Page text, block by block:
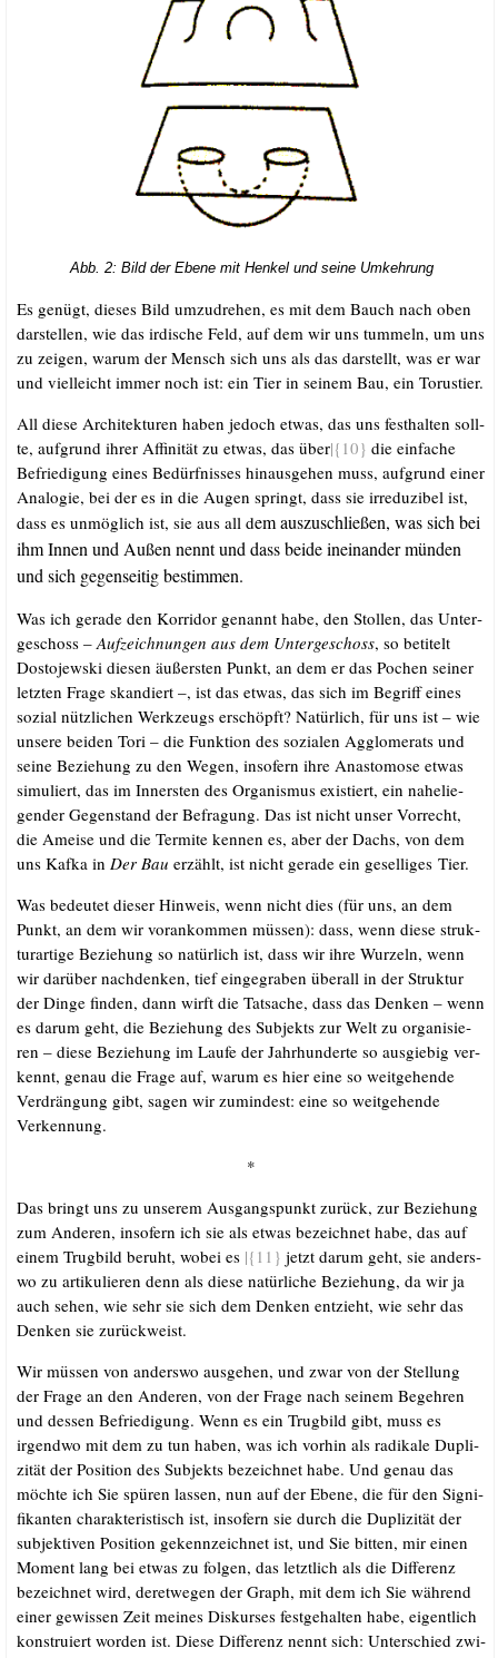
Abb. 2: Bild der Ebe­ne mit Hen­kel und sei­ne Umkehrung
Es genügt, die­ses Bild umzu­dre­hen, es mit dem Bauch nach oben
dar­stel­len, wie das irdi­sche Feld, auf dem wir uns tum­meln, um uns
zu zei­gen, war­um der Mensch sich uns als das dar­stellt, was er war
und viel­leicht immer noch ist: ein Tier in sei­nem Bau, ein Torustier.
All die­se Archi­tek­tu­ren haben jedoch etwas, das uns fest­hal­ten soll­
te, auf­grund ihrer Affi­ni­tät zu etwas, das über|{10} die ein­fa­che
Befrie­di­gung eines Bedürf­nis­ses hin­aus­ge­hen muss, auf­grund einer
Ana­lo­gie, bei der es in die Augen springt, dass sie irre­du­zi­bel ist,
dass es unmög­lich ist, sie aus all dem aus­zu­schlie­ßen, was sich bei
ihmInnen und Außen nennt und dass bei­de inein­an­der mün­den
und sich gegen­sei­tig bestimmen.
Was ich gera­de den Kor­ri­dor genannt habe, den Stol­len, das Unter­
ge­schoss – Auf­zeich­nun­gen aus dem Unter­ge­schoss, so beti­telt
Dos­to­jew­ski die­sen äußers­ten Punkt, an dem er das Pochen sei­ner
letz­ten Fra­ge skan­diert –, ist das etwas, das sich im Begriff eines
sozi­al nütz­li­chen Werk­zeugs erschöpft? Natür­lich, für uns ist – wie
unse­re bei­den Tori – die Funk­ti­on des sozia­len Agglo­me­rats und
sei­ne Bezie­hung zu den Wegen, inso­fern ihre Anas­to­mo­se etwas
simu­liert, das im Inners­ten des Orga­nis­mus exis­tiert, ein nahe­lie­
gen­der Gegen­stand der Befra­gung. Das ist nicht unser Vor­recht,
die Amei­se und die Ter­mi­te ken­nen es, aber der Dachs, von dem
uns Kaf­ka in Der Bau erzählt, ist nicht gera­de ein gesel­li­ges Tier.
Was bedeu­tet die­ser Hin­weis, wenn nicht dies (für uns, an dem
Punkt, an dem wir vor­an­kom­men müs­sen): dass, wenn die­se struk­
tur­ar­ti­ge Bezie­hung so natür­lich ist, dass wir ihre Wur­zeln, wenn
wir dar­über nach­den­ken, tief ein­ge­gra­ben über­all in der Struk­tur
der Din­ge fin­den, dann wirft die Tat­sa­che, dass das Den­ken – wenn
es dar­um geht, die Bezie­hung des Sub­jekts zur Welt zu orga­ni­sie­
ren – die­se Bezie­hung im Lau­fe der Jahr­hun­der­te so aus­gie­big ver­
kennt, genau die Fra­ge auf, war­um es hier eine so weit­ge­hen­de
Ver­drän­gung gibt, sagen wir zumin­dest: eine so weit­ge­hen­de
Verkennung.
*
Das bringt uns zu unse­rem Aus­gangs­punkt zurück, zur Bezie­hung
zum Ande­ren, inso­fern ich sie als etwas bezeich­net habe, das auf
einem Trug­bild beruht, wobei es |{11} jetzt dar­um geht, sie anders­
wo zu arti­ku­lie­ren denn als die­se natür­li­che Bezie­hung, da wir ja
auch sehen, wie sehr sie sich dem Den­ken ent­zieht, wie sehr das
Den­ken sie zurückweist.
Wir müs­sen von anders­wo aus­ge­hen, und zwar von der Stel­lung
der Fra­ge an den Ande­ren, von der Fra­ge nach sei­nem Begeh­ren
und des­sen Befrie­di­gung. Wenn es ein Trug­bild gibt, muss es
irgend­wo mit dem zu tun haben, was ich vor­hin als radi­ka­le Dupli­
zi­tät der Posi­ti­on des Sub­jekts bezeich­net habe. Und genau das
möch­te ich Sie spü­ren las­sen, nun auf der Ebe­ne, die für den Signi­
fi­kan­ten cha­rak­te­ris­tisch ist, inso­fern sie durch die Dupli­zi­tät der
sub­jek­ti­ven Posi­ti­on gekenn­zeich­net ist, und Sie bit­ten, mir einen
Moment lang bei etwas zu fol­gen, das letzt­lich als die Dif­fe­renz
bezeich­net wird, deret­we­gen der Graph, mit dem ich Sie wäh­rend
einer gewis­sen Zeit mei­nes Dis­kur­ses fest­ge­hal­ten habe, eigent­lich
kon­stru­iert wor­den ist. Die­se Dif­fe­renz nennt sich: Unter­schied zwi­